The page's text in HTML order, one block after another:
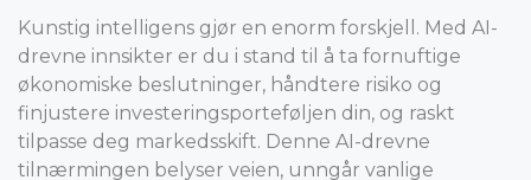
Kunstig intelligens gjør en enorm forskjell. Med AI-
drevne innsikter er du i stand til å ta fornuftige
økonomiske beslutninger, håndtere risiko og
finjustere investeringsporteføljen din, og raskt
tilpasse deg markedsskift. Denne AI-drevne
tilnærmingen belyser veien, unngår vanlige